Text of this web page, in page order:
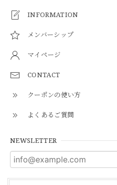
INFORMATION
メンバーシップ
マイページ
CONTACT
クーポンの使い方
よくあるご質問
NEWSLETTER